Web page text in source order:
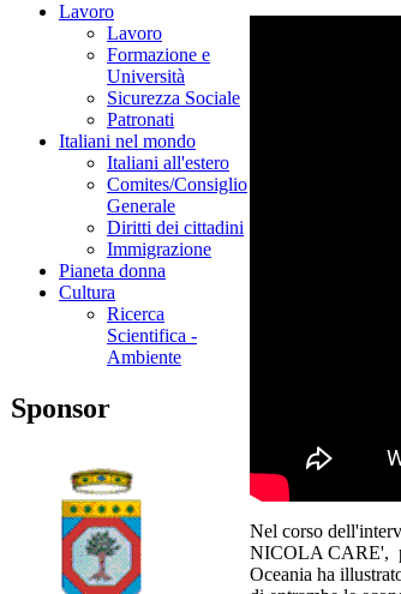
Lavoro
Lavoro
Formazione e
Università
Sicurezza Sociale
Patronati
Italiani nel mondo
Italiani all'estero
Comites/Consiglio
Generale
Diritti dei cittadini
Immigrazione
Pianeta donna
Cultura
Ricerca
Scientifica -
Ambiente
Sponsor
Nel corso
NICOLA CARE',
Oceania ha